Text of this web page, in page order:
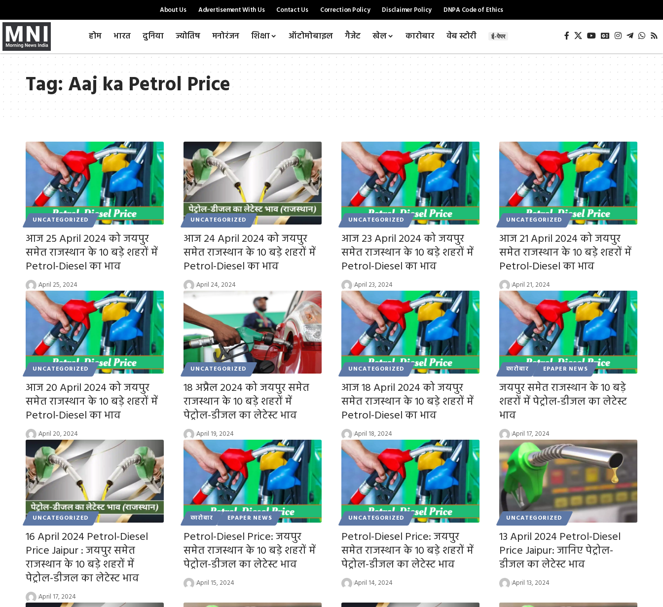
About Us Advertisement With Us Contact Us Correction Policy Disclaimer Policy DNPA Code of Ethics
होम भारत दुनिया ज्योतिष मनोरंजन शिक्षा ऑटोमोबाइल गैजेट खेल कारोबार वेब स्टोरी ई-पेपर
Tag:Aaj ka Petrol Price
UNCATEGORIZED
आज 25 April 2024 को जयपुर
समेत राजस्थान के 10 बड़े शहरों में
Petrol-Diesel का भाव
April 25, 2024
UNCATEGORIZED
आज 24 April 2024 को जयपुर
समेत राजस्थान के 10 बड़े शहरों में
Petrol-Diesel का भाव
April 24, 2024
UNCATEGORIZED
आज 23 April 2024 को जयपुर
समेत राजस्थान के 10 बड़े शहरों में
Petrol-Diesel का भाव
April 23, 2024
UNCATEGORIZED
आज 21 April 2024 को जयपुर
समेत राजस्थान के 10 बड़े शहरों में
Petrol-Diesel का भाव
April 21, 2024
UNCATEGORIZED
आज 20 April 2024 को जयपुर
समेत राजस्थान के 10 बड़े शहरों में
Petrol-Diesel का भाव
April 20, 2024
UNCATEGORIZED
18 अप्रैल 2024 को जयपुर समेत
राजस्थान के 10 बड़े शहरों में
पेट्रोल-डीजल का लेटेस्ट भाव
April 19, 2024
UNCATEGORIZED
आज 18 April 2024 को जयपुर
समेत राजस्थान के 10 बड़े शहरों में
Petrol-Diesel का भाव
April 18, 2024
कारोबार EPAPER NEWS
जयपुर समेत राजस्थान के 10 बड़े
शहरों में पेट्रोल-डीजल का लेटेस्ट
भाव
April 17, 2024
UNCATEGORIZED
16 April 2024 Petrol-Diesel
Price Jaipur : जयपुर समेत
राजस्थान के 10 बड़े शहरों में
पेट्रोल-डीजल का लेटेस्ट भाव
April 17, 2024
कारोबार EPAPER NEWS
Petrol-Diesel Price: जयपुर
समेत राजस्थान के 10 बड़े शहरों में
पेट्रोल-डीजल का लेटेस्ट भाव
April 15, 2024
UNCATEGORIZED
Petrol-Diesel Price: जयपुर
समेत राजस्थान के 10 बड़े शहरों में
पेट्रोल-डीजल का लेटेस्ट भाव
April 14, 2024
UNCATEGORIZED
13 April 2024 Petrol-Diesel
Price Jaipur: जानिए पेट्रोल-
डीजल का लेटेस्ट भाव
April 13, 2024